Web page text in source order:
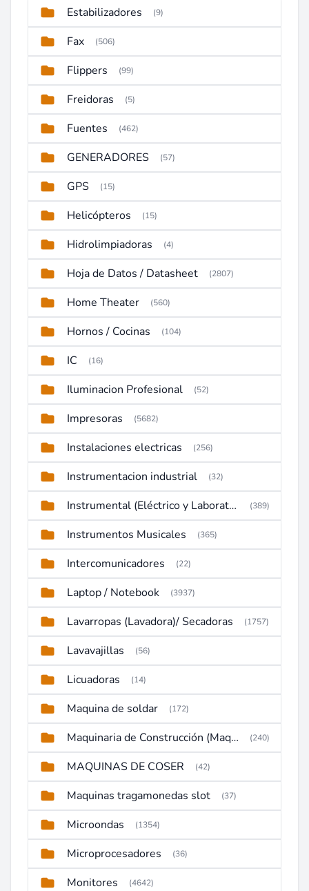
Estabilizadores (9)
Fax (506)
Flippers (99)
Freidoras (5)
Fuentes (462)
GENERADORES (57)
GPS (15)
Helicópteros (15)
Hidrolimpiadoras (4)
Hoja de Datos / Datasheet (2807)
Home Theater (560)
Hornos / Cocinas (104)
IC (16)
Iluminacion Profesional (52)
Impresoras (5682)
Instalaciones electricas (256)
Instrumentacion industrial (32)
Instrumental (Eléctrico y Laboratorio) (389)
Instrumentos Musicales (365)
Intercomunicadores (22)
Laptop / Notebook (3937)
Lavarropas (Lavadora)/ Secadoras (1757)
Lavavajillas (56)
Licuadoras (14)
Maquina de soldar (172)
Maquinaria de Construcción (Maquinaria Pesada) (240)
MAQUINAS DE COSER (42)
Maquinas tragamonedas slot (37)
Microondas (1354)
Microprocesadores (36)
Monitores (4642)